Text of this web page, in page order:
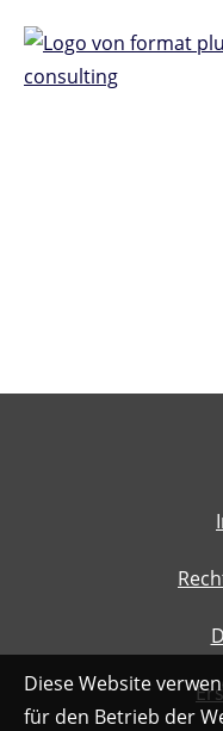
Diese Website
für den Betrieb der